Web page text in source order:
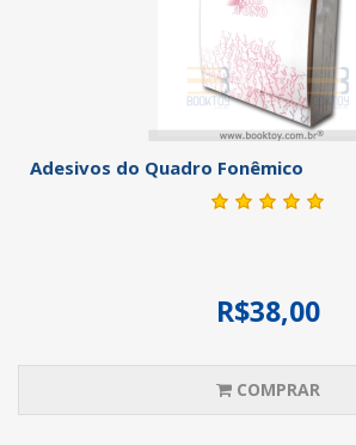
Adesivos do Quadro Fonêmico
R$38,00
COMPRAR